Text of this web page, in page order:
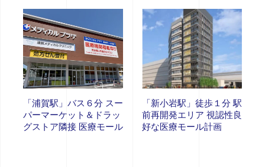
「浦賀駅」バス６分 スー
パーマーケット＆ドラッ
グストア隣接 医療モール
「新小岩駅」徒歩１分 駅
前再開発エリア 視認性良
好な医療モール計画